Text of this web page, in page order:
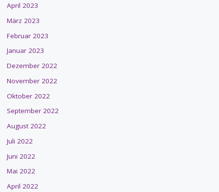
April 2023
März 2023
Februar 2023
Januar 2023
Dezember 2022
November 2022
Oktober 2022
September 2022
August 2022
Juli 2022
Juni 2022
Mai 2022
April 2022